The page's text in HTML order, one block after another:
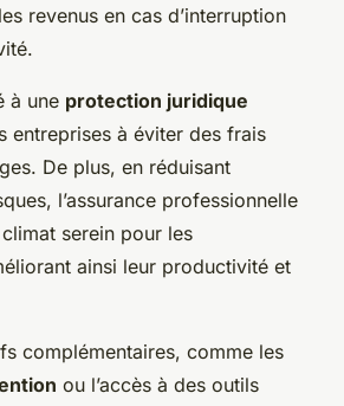
revenus en cas d’interruption
à une protection juridique
entreprises à éviter des frais
De plus, en réduisant
l’assurance professionnelle
serein pour les
ainsi leur productivité et
complémentaires, comme les
ou l’accès à des outils